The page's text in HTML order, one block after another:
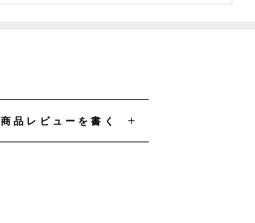
商品レビューを書く